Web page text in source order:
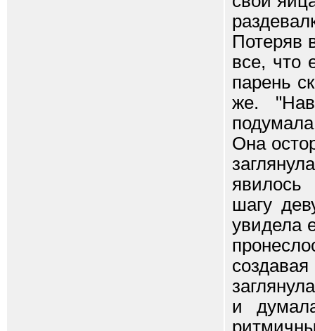
Потеряв
все, что
парень
же.
Она
шагу
увидела
и